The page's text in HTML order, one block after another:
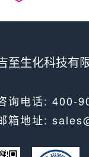
至生化科技有
询电话: 400-
箱地址: